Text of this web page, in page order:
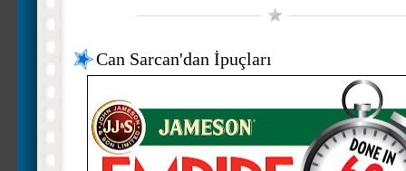
Can Sarcan'dan İpuçları